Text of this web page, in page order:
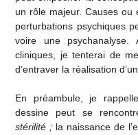
un rôle majeur. Causes ou
perturbations psychiques
voire une psychanalyse.
cliniques, je tenterai de
d’entraver la réalisation
En préambule, je
dessine peut se
stérilité ; la naissance de